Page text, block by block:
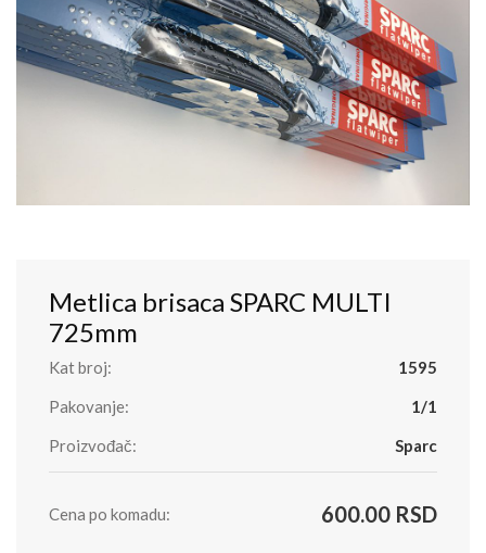
Metlica brisaca SPARC MULTI
725mm
Kat broj:
1595
Pakovanje:
1/1
Proizvođač:
Sparc
Cena po komadu: 600.00 RSD